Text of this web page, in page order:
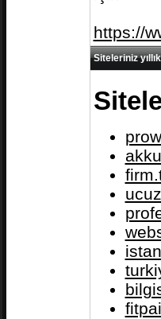
https://
Siteleriniz